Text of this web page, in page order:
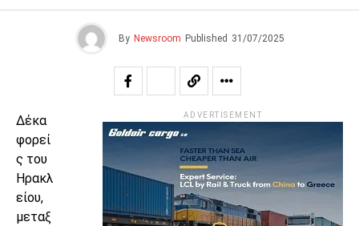
By Newsroom Published 31/07/2025
Δέκα
φορεί
ς του
Ηρακλ
είου,
μεταξ
ADVERTISEMENT